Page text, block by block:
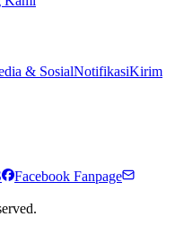
& SosialNotifikasiKirim
Facebook Fanpage